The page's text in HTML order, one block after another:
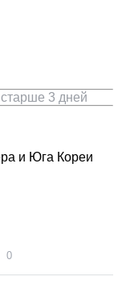
3 дней
и Юга Кореи
0